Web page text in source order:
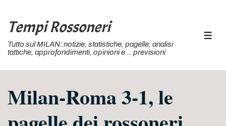
Vai
contenuto
Tempi Rossoneri
Tutto sul MILAN: notizie, statistiche, pagelle, analisi
tattiche, approfondimenti, opinioni e… previsioni
Milan-Roma 3-1, le